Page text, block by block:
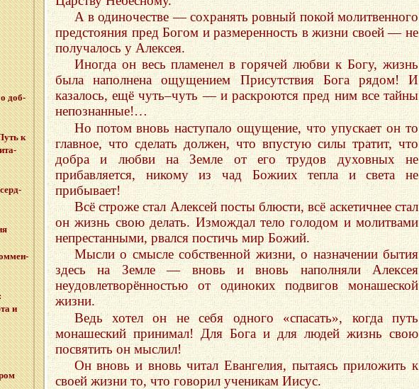
А в одиночестве — сохранять ровный покой молитвенного
предстояния пред Богом и размеренность в жизни своей — не
получалось у Алексея.
Иногда он весь пламенел в горячей любви к Богу, жизнь
была наполнена ощущением Присутствия Бога рядом! И
казалось, ещё чуть–чуть — и раскроются пред ним все тайны
непознанные!…
Но потом вновь наступало ощущение, что упускает он то
главное, что сделать должен, что впустую силы тратит, что
добра и любви на Земле от его трудов духовных не
прибавляется, никому из чад Божиих тепла и света не
прибывает!
Всё строже стал Алексей посты блюсти, всё аскетичнее стал
он жизнь свою делать. Измождал тело голодом и молитвами
непрестанными, рвался постичь мир Божий.
Мысли о смысле собственной жизни, о назначении бытия
здесь на Земле — вновь и вновь наполняли Алексея
неудовлетворённостью от одиноких подвигов монашеской
жизни.
Ведь хотел он не себя одного «спасать», когда путь
монашеский принимал! Для Бога и для людей жизнь свою
посвятить он мыслил!
Он вновь и вновь читал Евангелия, пытаясь приложить к
своей жизни то, что говорил ученикам Иисус.
доб­
к
и